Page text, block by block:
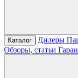
Каталог
Дилеры
Обзоры, статьи